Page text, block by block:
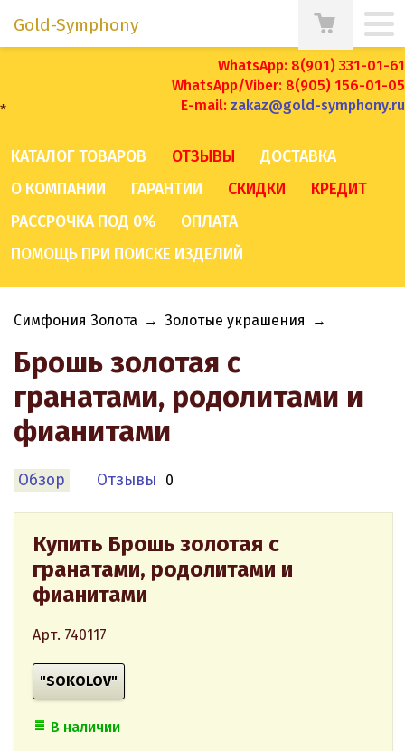
WhatsApp: 8(901) 331-01-61
WhatsApp/Viber: 8(905) 156-01-05
E-mail: zakaz@gold-symphony.ru
*
Gold-Symphony
КАТАЛОГ ТОВАРОВ ОТЗЫВЫ
ДОСТАВКА
О КОМПАНИИ
ГАРАНТИИ СКИДКИ
КРЕДИТ
РАССРОЧКА ПОД 0%
ОПЛАТА
ПОМОЩЬ ПРИ ПОИСКЕ ИЗДЕЛИЙ
Симфония Золота → Золотые украшения →
Брошь золотая с
гранатами, родолитами и
фианитами
Обзор Отзывы 0
Купить Брошь золотая с
гранатами, родолитами и
фианитами
Арт. 740117
"SOKOLOV"
В наличии